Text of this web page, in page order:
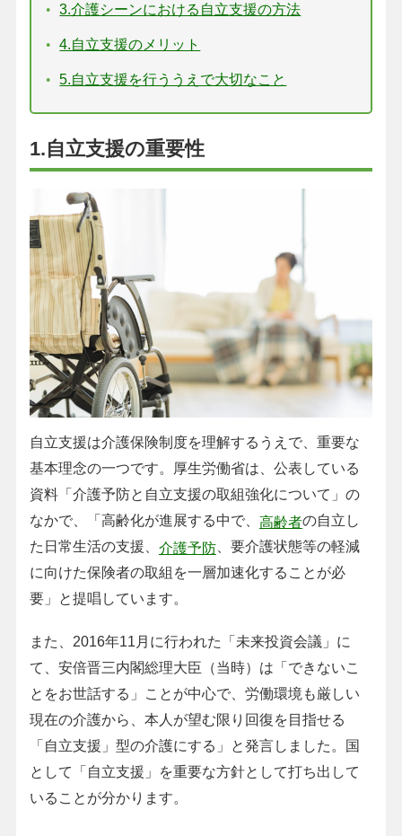
3.介護シーンにおける自立支援の方法
4.自立支援のメリット
5.自立支援を行ううえで大切なこと
1.自立支援の重要性
自立支援は介護保険制度を理解するうえで、重要な
基本理念の一つです。厚生労働省は、公表している
資料「介護予防と自立支援の取組強化について」の
なかで、「高齢化が進展する中で、 高齢者の自立し
た日常生活の支援、 介護予防、要介護状態等の軽減
に向けた保険者の取組を一層加速化することが必
要」と提唱しています。
また、2016年11月に行われた「未来投資会議」に
て、安倍晋三内閣総理大臣（当時）は「できないこ
とをお世話する」ことが中心で、労働環境も厳しい
現在の介護から、本人が望む限り回復を目指せる
「自立支援」型の介護にする」と発言しました。国
として「自立支援」を重要な方針として打ち出して
いることが分かります。